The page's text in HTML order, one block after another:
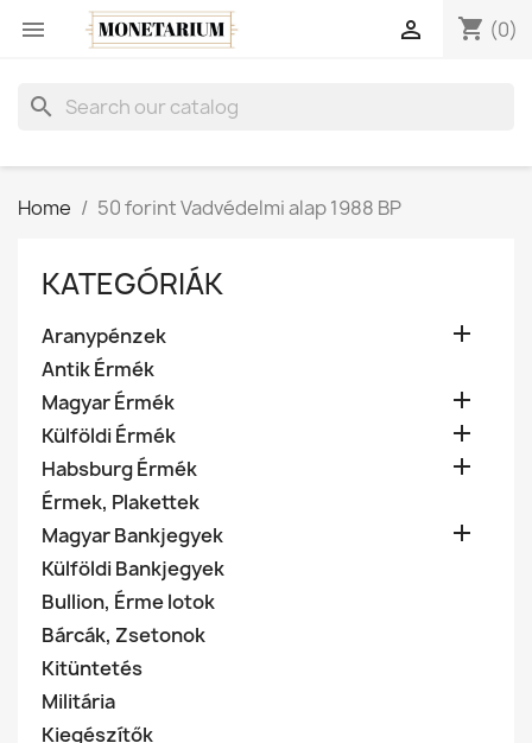
 shopping_cart (0)

search
Home 50 forint Vadvédelmi alap 1988 BP
KATEGÓRIÁK
Aranypénzek 
Antik Érmék
Magyar Érmék

Külföldi Érmék 
Habsburg Érmék 
Érmek, Plakettek
Magyar Bankjegyek

Külföldi Bankjegyek
Bullion, Érme lotok
Bárcák, Zsetonok
Kitüntetés
Militária
Kiegészítők